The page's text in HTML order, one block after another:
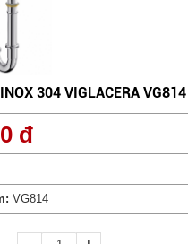
304 VIGLACERA VG814
đ
VG814